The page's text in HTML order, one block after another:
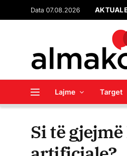
Data 07.08.2026
Lajme Target
Si të